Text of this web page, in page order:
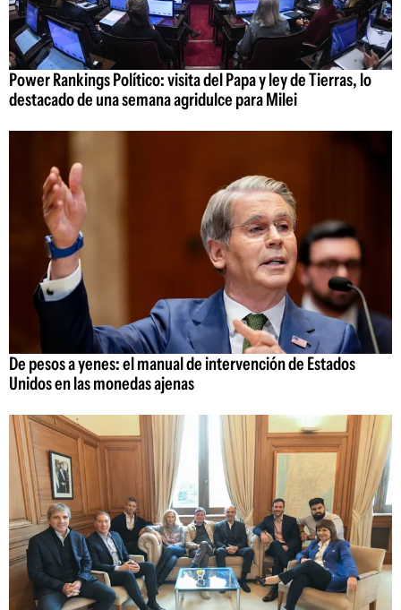
Power Rankings Político: visita del Papa y ley de Tierras, lo
destacado de una semana agridulce para Milei
De pesos a yenes: el manual de intervención de Estados
Unidos en las monedas ajenas